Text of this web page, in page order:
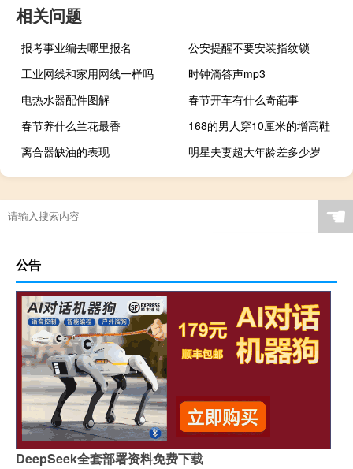
相关问题
报考事业编去哪里报名
公安提醒不要安装指纹锁
工业网线和家用网线一样吗
时钟滴答声mp3
电热水器配件图解
春节开车有什么奇葩事
春节养什么兰花最香
168的男人穿10厘米的增高鞋
离合器缺油的表现
明星夫妻超大年龄差多少岁
☚
公告
DeepSeek全套部署资料免费下载